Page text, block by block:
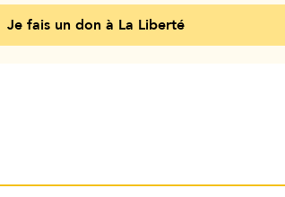
Je fais un don à La Liberté